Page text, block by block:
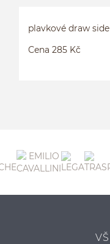
plavkové draw
Cena 285 Kč